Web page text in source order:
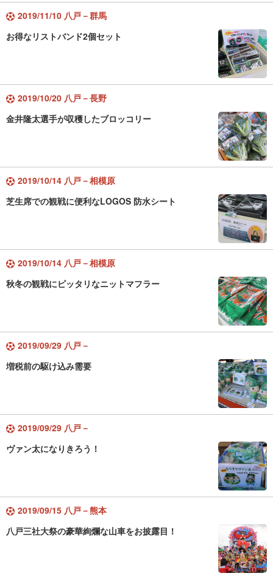
2019/11/10 八戸－群馬
お得なリストバンド2個セット
2019/10/20 八戸－長野
金井隆太選手が収穫したブロッコリー
2019/10/14 八戸－相模原
芝生席での観戦に便利なLOGOS 防水シート
2019/10/14 八戸－相模原
秋冬の観戦にピッタリなニットマフラー
2019/09/29 八戸－
増税前の駆け込み需要
2019/09/29 八戸－
ヴァン太になりきろう！
2019/09/15 八戸－熊本
八戸三社大祭の豪華絢爛な山車をお披露目！